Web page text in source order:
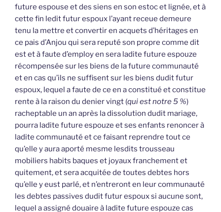
future espouse et des siens en son estoc et lignée, et à
cette fin ledit futur espoux l’ayant receue demeure
tenu la mettre et convertir en acquets d’héritages en
ce pais d’Anjou qui sera reputé son propre comme dit
est et à faute d’employ en sera ladite future espouze
récompensée sur les biens de la future communauté
et en cas qu’ils ne suffisent sur les biens dudit futur
espoux, lequel a faute de ce en a constitué et constitue
rente à la raison du denier vingt (qui est notre 5 %)
racheptable un an après la dissolution dudit mariage,
pourra ladite future espouze et ses enfants renoncer à
ladite communauté et ce faisant reprendre tout ce
qu’elle y aura aporté mesme lesdits trousseau
mobiliers habits baques et joyaux franchement et
quitement, et sera acquitée de toutes debtes hors
qu’elle y eust parlé, et n’entreront en leur communauté
les debtes passives dudit futur espoux si aucune sont,
lequel a assigné douaire à ladite future espouze cas